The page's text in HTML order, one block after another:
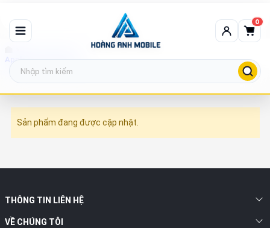
0
Apple máy tính bảng
Sản phẩm đang được cập nhật.
THÔNG TIN LIÊN HỆ
VỀ CHÚNG TÔI